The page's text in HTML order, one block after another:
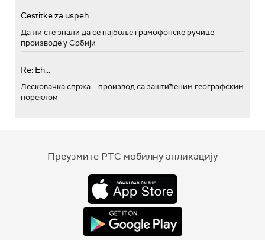
Cestitke za uspeh
Да ли сте знали да се најбоље грамофонске ручице
производе у Србији
Re: Eh...
Лесковачка спржа – производ са заштићеним географским
пореклом
Преузмите РТС мобилну апликацију